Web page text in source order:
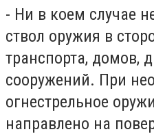
- Ни в коем случае
ствол оружия в
транспорта, домов,
сооружений. При
огнестрельное
направлено на